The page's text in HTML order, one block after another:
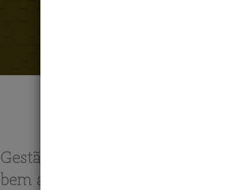
Gestão Pública e Atualidade é o
bem a sua área de atuação,